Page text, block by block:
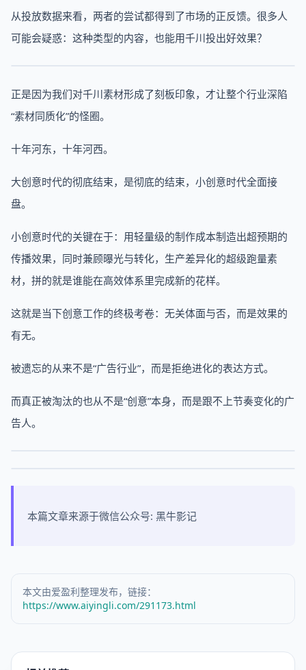
从投放数据来看，两者的尝试都得到了市场的正反馈。很多人
可能会疑惑：这种类型的内容，也能用千川投出好效果？
正是因为我们对千川素材形成了刻板印象，才让整个行业深陷
“素材同质化”的怪圈。
十年河东，十年河西。
大创意时代的彻底结束，是彻底的结束，小创意时代全面接
盘。
小创意时代的关键在于：用轻量级的制作成本制造出超预期的
传播效果，同时兼顾曝光与转化，生产差异化的超级跑量素
材，拼的就是谁能在高效体系里完成新的花样。
这就是当下创意工作的终极考卷：无关体面与否，而是效果的
有无。
被遗忘的从来不是“广告行业”，而是拒绝进化的表达方式。
而真正被淘汰的也从不是“创意”本身，而是跟不上节奏变化的广
告人。
本篇文章来源于微信公众号: 黑牛影记
本文由爱盈利整理发布，链接：
https://www.aiyingli.com/291173.html